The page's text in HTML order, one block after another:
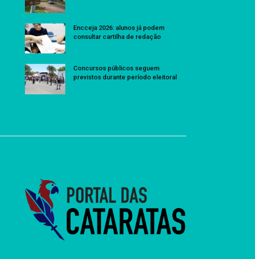
Encceja 2026: alunos já podem
consultar cartilha de redação
Concursos públicos seguem
previstos durante período eleitoral